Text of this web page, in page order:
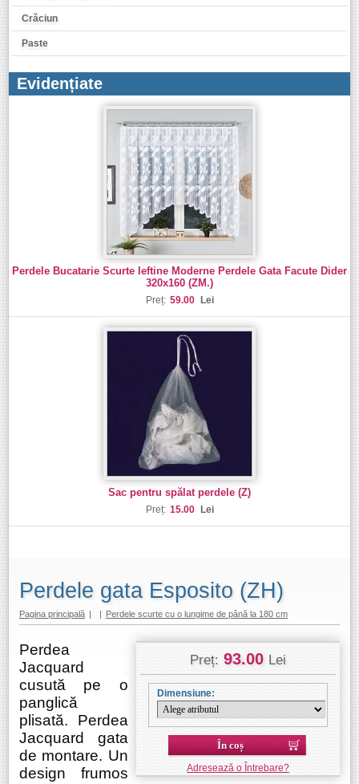
Crăciun
Paste
Evidențiate
Perdele Bucatarie Scurte Ieftine Moderne Perdele Gata Facute Dider
320x160 (ZM.)
Preț: 59.00 Lei
Sac pentru spălat perdele (Z)
Preț: 15.00 Lei
Perdele gata Esposito (ZH)
Pagina principală | | Perdele scurte cu o lungime de până la 180 cm
Preț: 93.00 Lei
Dimensiune:
În coș
Adresează o Întrebare?
Perdea
Jacquard
cusută pe o
panglică
plisată. Perdea
Jacquard gata
de montare. Un
design frumos